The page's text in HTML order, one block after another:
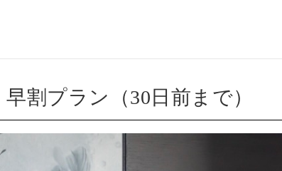
早割プラン（30日前まで）